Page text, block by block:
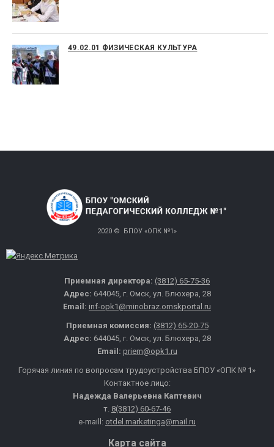
49.02.01 ФИЗИЧЕСКАЯ КУЛЬТУРА
2020 © БПОУ «ОПК №1»
Приемная директора: (3812) 65-75-36
Адрес: 644045, г. Омск, ул. Блюхера, 28
Email: inf-opk1@minobraz.omskportal.ru
Приемная комиссия: (3812) 65-20-75
Адрес: 644045, г. Омск, ул. Блюхера, 28
Email: priem@opk1.ru
Горячая линия по вопросам трудоустройства БПОУ «ОПК № 1»
Контактное лицо:
Надежда Валерьевна Каптевич
т. 8(3812) 60-67-46
e-maill: otdel.marketinga@mail.ru
Карта сайта